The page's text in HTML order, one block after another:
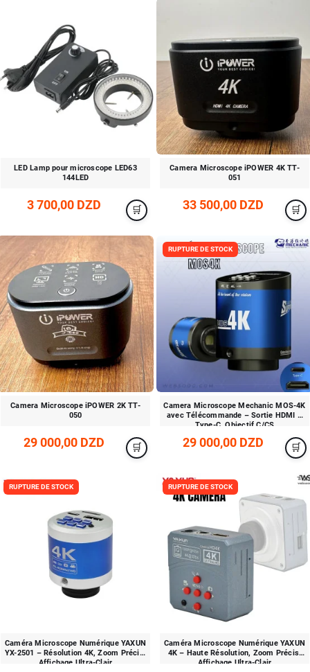
LED Lamp pour microscope LED63
144LED
3 700,00 DZD
Camera Microscope iPOWER 4K TT-
051
33 500,00 DZD
Camera Microscope iPOWER 2K TT-
050
29 000,00 DZD
RUPTURE DE STOCK
Camera Microscope Mechanic MOS-4K
avec Télécommande – Sortie HDMI &
Type-C, Objectif C/CS
29 000,00 DZD
RUPTURE DE STOCK
Caméra Microscope Numérique YAXUN
YX-2501 – Résolution 4K, Zoom Précis,
Affichage Ultra-Clair
RUPTURE DE STOCK
Caméra Microscope Numérique YAXUN
4K – Haute Résolution, Zoom Précis,
Affichage Ultra-Clair